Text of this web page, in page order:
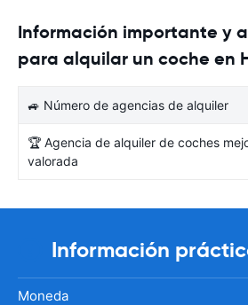
Información importante y
para alquilar un coche en
🚙 Número de agencias de alquiler
🏆 Agencia de alquiler de coches
valorada
Información
Moneda